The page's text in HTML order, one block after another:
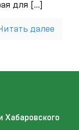
для […]
далее